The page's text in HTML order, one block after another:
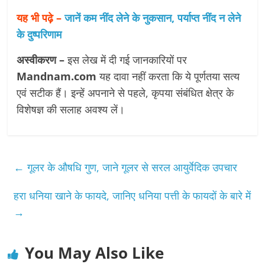
यह भी पढ़े – जानें कम नींद लेने के नुकसान, पर्याप्त नींद न लेने
के दुष्परिणाम
अस्वीकरण –इस लेख में दी गई जानकारियों पर
Mandnam.comयह दावा नहीं करता कि ये पूर्णतया सत्य
एवं सटीक हैं। इन्हें अपनाने से पहले, कृपया संबंधित क्षेत्र के
विशेषज्ञ की सलाह अवश्य लें।
← गूलर के औषधि गुण, जाने गूलर से सरल आयुर्वेदिक उपचार
हरा धनिया खाने के फायदे, जानिए धनिया पत्ती के फायदों के बारे में
→
You May Also Like